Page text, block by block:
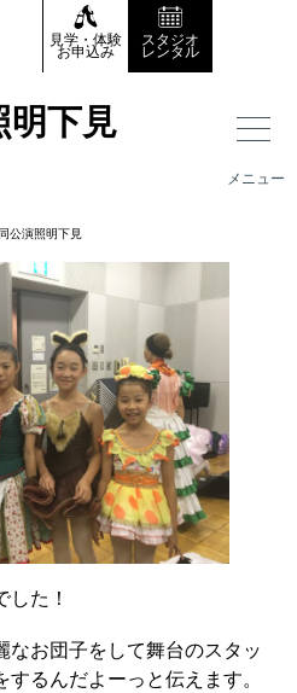
見学・体験
お申込み
スタジオ
レンタル
メニュー
明下見
演照明下見
た！
お団子をして舞台のスタッ
るんだよーっと伝えます。